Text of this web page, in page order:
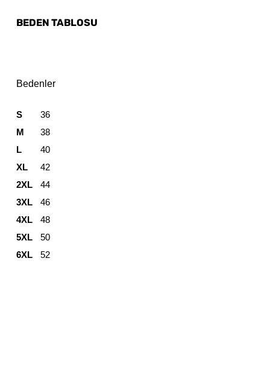
BEDEN TABLOSU
Bedenler
S
36
M
38
L
40
XL
42
2XL
44
3XL
46
4XL
48
5XL
50
6XL
52